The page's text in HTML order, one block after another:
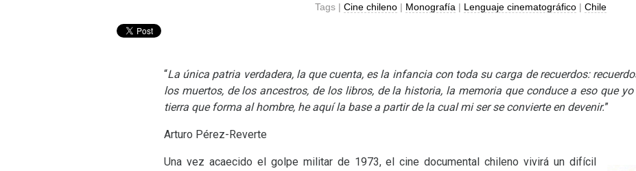
Tags |Cine chileno | Monografía | Lenguaje cinematográfico |Chile
“La única patria verdadera, la que cuenta, es la infancia con toda su carga de recuerdos:
los muertos, de los ancestros, de los libros, de la historia, la memoria que conduce a eso que
tierra que forma al hombre, he aquí la base a partir de la cual mi ser se convierte en devenir.”
Arturo Pérez-Reverte
Una vez acaecido el golpe militar de 1973, el cine documental chileno vivirá un difícil